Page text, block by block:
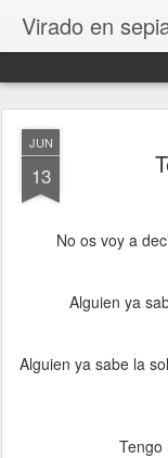
Virado en
JUN
13
No os voy a
Alguien ya
Alguien ya sabe la
Tengo